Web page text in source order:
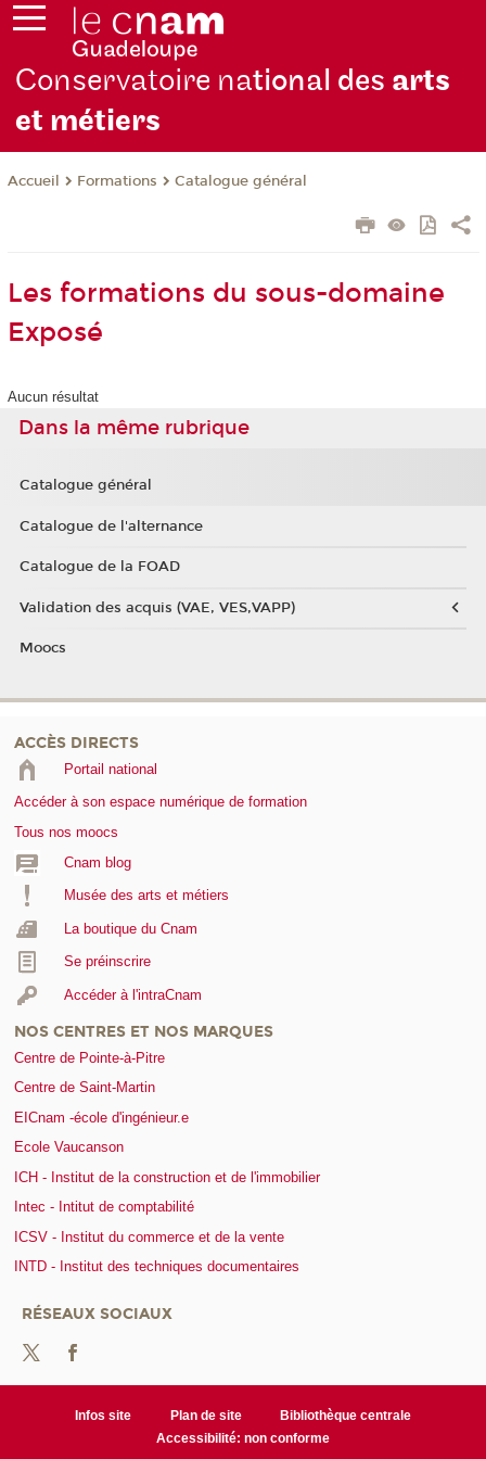
Conservatoire national des arts
et métiers
Accueil Formations Catalogue général
Les formations du sous-domaine
Exposé
Aucun résultat
Dans la même rubrique
Catalogue général
Catalogue de l'alternance
Catalogue de la FOAD
Validation des acquis (VAE, VES,VAPP)
Moocs
ACCÈS DIRECTS
Portail national
Accéder à son espace numérique de formation
Tous nos moocs
Cnam blog
Musée des arts et métiers
La boutique du Cnam
Se préinscrire
Accéder à l'intraCnam
NOS CENTRES ET NOS MARQUES
Centre de Pointe-à-Pitre
Centre de Saint-Martin
EICnam -école d'ingénieur.e
Ecole Vaucanson
ICH - Institut de la construction et de l'immobilier
Intec - Intitut de comptabilité
ICSV - Institut du commerce et de la vente
INTD - Institut des techniques documentaires
RÉSEAUX SOCIAUX
Infos site Plan de site
Bibliothèque centrale
Accessibilité: non conforme